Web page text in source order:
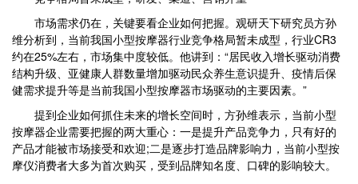
市场需求仍在，关键要看企业如何把握。观研天下研究员方孙
维分析到，当前我国小型按摩器行业竞争格局暂未成型，行业CR3
约在25%左右，市场集中度较低。他讲到：“居民收入增长驱动消费
结构升级、亚健康人群数量增加驱动民众养生意识提升、疫情后保
健需求提升等是当前我国小型按摩器市场驱动的主要因素。”
提到企业如何抓住未来的增长空间时，方孙维表示，当前小型
按摩器企业需要把握的两大重心：一是提升产品竞争力，只有好的
产品才能被市场接受和欢迎;二是逐步打造品牌影响力，当前小型按
摩仪消费者大多为首次购买，受到品牌知名度、口碑的影响较大。